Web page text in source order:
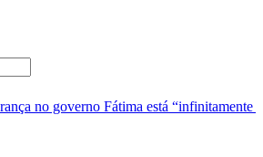
está “infinitamente melhor”